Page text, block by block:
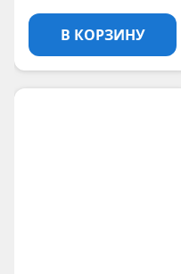
В КОРЗИНУ